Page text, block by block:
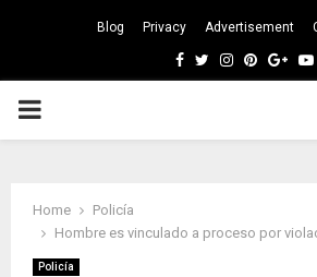
Blog Privacy Advertisement
Facebook
TwitterInstagram
Pinterest
PRIMARY
Home
Policía
Hombre es vinculado a proceso por
Policía